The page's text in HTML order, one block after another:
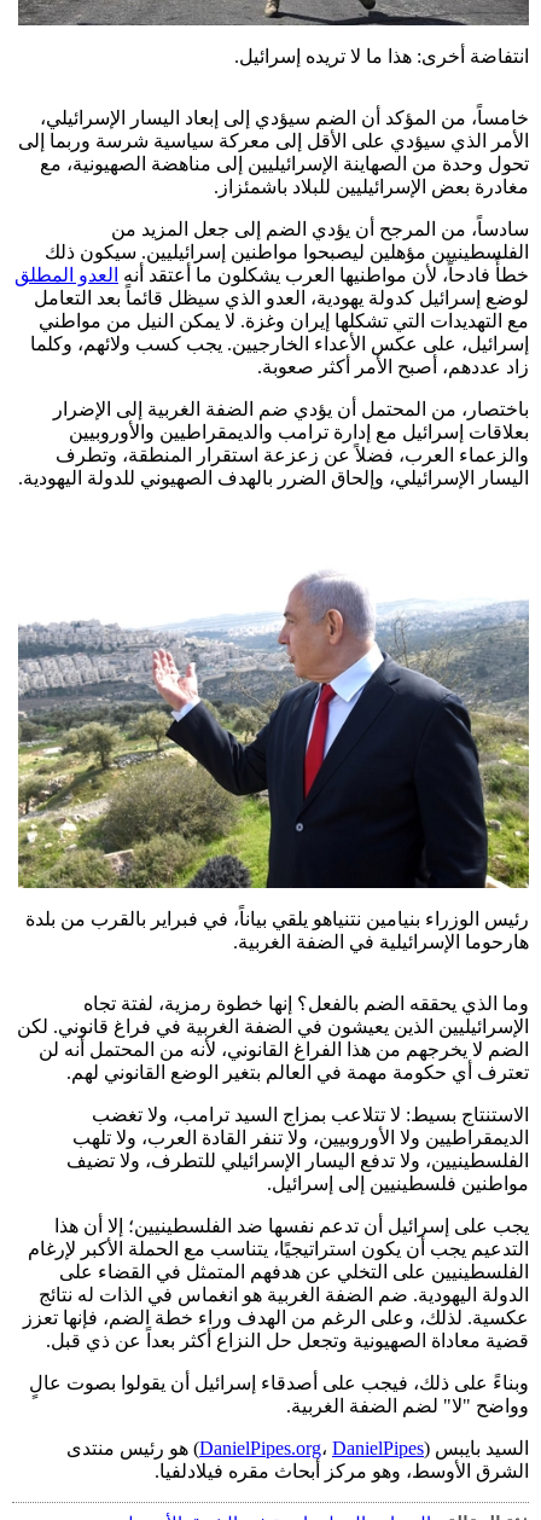
انتفاضة أخرى: هذا ما لا تريده إسرائيل.
خامساً، من المؤكد أن الضم سيؤدي إلى إبعاد اليسار الإسرائيلي،
الأمر الذي سيؤدي على الأقل إلى معركة سياسية شرسة وربما إلى
تحول وحدة من الصهاينة الإسرائيليين إلى مناهضة الصهيونية، مع
مغادرة بعض الإسرائيليين للبلاد باشمئزاز.
سادساً، من المرجح أن يؤدي الضم إلى جعل المزيد من
الفلسطينيين مؤهلين ليصبحوا مواطنين إسرائيليين. سيكون ذلك
خطأً فادحاً، لأن مواطنيها العرب يشكلون ما أعتقد أنه العدو المطلق
لوضع إسرائيل كدولة يهودية، العدو الذي سيظل قائماً بعد التعامل
مع التهديدات التي تشكلها إيران وغزة. لا يمكن النيل من مواطني
إسرائيل، على عكس الأعداء الخارجيين. يجب كسب ولائهم، وكلما
زاد عددهم، أصبح الأمر أكثر صعوبة.
باختصار، من المحتمل أن يؤدي ضم الضفة الغربية إلى الإضرار
بعلاقات إسرائيل مع إدارة ترامب والديمقراطيين والأوروبيين
والزعماء العرب، فضلاً عن زعزعة استقرار المنطقة، وتطرف
اليسار الإسرائيلي، وإلحاق الضرر بالهدف الصهيوني للدولة اليهودية.
رئيس الوزراء بنيامين نتنياهو يلقي بياناً، في فبراير بالقرب من بلدة
هارحوما الإسرائيلية في الضفة الغربية.
وما الذي يحققه الضم بالفعل؟ إنها خطوة رمزية، لفتة تجاه
الإسرائيليين الذين يعيشون في الضفة الغربية في فراغ قانوني. لكن
الضم لا يخرجهم من هذا الفراغ القانوني، لأنه من المحتمل أنه لن
تعترف أي حكومة مهمة في العالم بتغير الوضع القانوني لهم.
الاستنتاج بسيط: لا تتلاعب بمزاج السيد ترامب، ولا تغضب
الديمقراطيين ولا الأوروبيين، ولا تنفر القادة العرب، ولا تلهب
الفلسطينيين، ولا تدفع اليسار الإسرائيلي للتطرف، ولا تضيف
مواطنين فلسطينيين إلى إسرائيل.
يجب على إسرائيل أن تدعم نفسها ضد الفلسطينيين؛ إلا أن هذا
التدعيم يجب أن يكون استراتيجيًا، يتناسب مع الحملة الأكبر لإرغام
الفلسطينيين على التخلي عن هدفهم المتمثل في القضاء على
الدولة اليهودية. ضم الضفة الغربية هو انغماس في الذات له نتائج
عكسية. لذلك، وعلى الرغم من الهدف وراء خطة الضم، فإنها تعزز
قضية معاداة الصهيونية وتجعل حل النزاع أكثر بعداً عن ذي قبل.
وبناءً على ذلك، فيجب على أصدقاء إسرائيل أن يقولوا بصوت عالٍ
وواضح "لا" لضم الضفة الغربية.
السيد بايبس ( DanielPipes.org، DanielPipes
) هو رئيس منتدى
الشرق الأوسط، وهو مركز أبحاث مقره فيلادلفيا.